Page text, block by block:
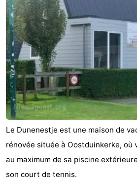
-
Stationnement
-
Tram
du
littoral
Adresses
Médicales
Région
Flandre-
Occidentale
-
Bruges
-
Gand
-
Le Dunenestje est une maison de
rénovée située à Oostduinkerke, où
au maximum de sa piscine
son court de tennis.